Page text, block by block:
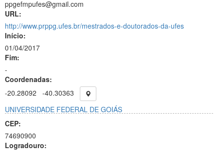
ppgefmpufes@gmail.com
URL:
http://www.prppg.ufes.br/mestrados-e-doutorados-da-ufes
Início:
01/04/2017
Fim:
-
Coordenadas:
-20.28092
-40.30363
UNIVERSIDADE FEDERAL DE GOIÁS
CEP:
74690900
Logradouro: